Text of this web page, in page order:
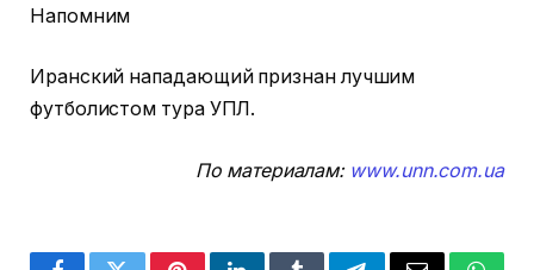
Напомним
Иранский нападающий признан лучшим
футболистом тура УПЛ.
По материалам: www.unn.com.ua